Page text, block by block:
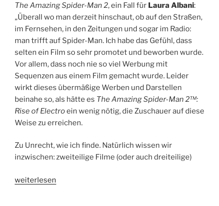
The Amazing Spider-Man 2, ein Fall für Laura Albani:
„Überall wo man derzeit hinschaut, ob auf den Straßen,
im Fernsehen, in den Zeitungen und sogar im Radio:
man trifft auf Spider-Man. Ich habe das Gefühl, dass
selten ein Film so sehr promotet und beworben wurde.
Vor allem, dass noch nie so viel Werbung mit
Sequenzen aus einem Film gemacht wurde. Leider
wirkt dieses übermäßige Werben und Darstellen
beinahe so, als hätte es The Amazing Spider-Man 2™:
Rise of Electroein wenig nötig, die Zuschauer auf diese
Weise zu erreichen.
Zu Unrecht, wie ich finde. Natürlich wissen wir
inzwischen: zweiteilige Filme (oder auch dreiteilige)
„The
weiterlesen